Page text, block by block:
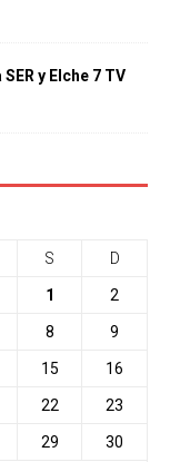
y Elche 7 TV
S D
1 2
8 9
15 16
22 23
29 30